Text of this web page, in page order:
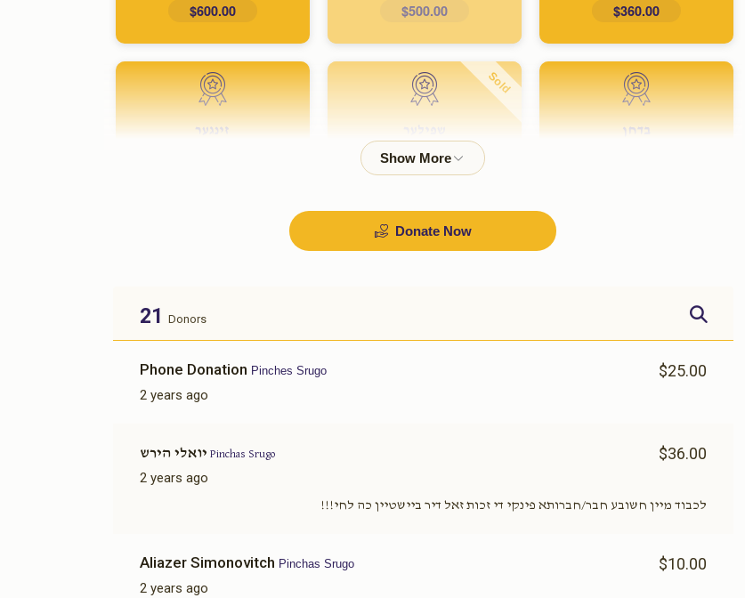
$360.00
$500.00
$600.00
בדחן
Sold
$1,000.00
זינגער
$1,500.00
$1,600.00
$1,750.00
דירה חתן כלה
$2,000.00
$2,500.00
יום החופה
Donate Now
21 Donors
Phone Donation Pinches Srugo
2 years ago
$25.00
Pinchas Srugo
2 years ago
$36.00
לכבוד מיין חשובע חבר/חברותא פינקי די זכות זאל דיר ביישטיין כה לחי!!!
Aliazer Simonovitch Pinchas Srugo
2 years ago
$10.00